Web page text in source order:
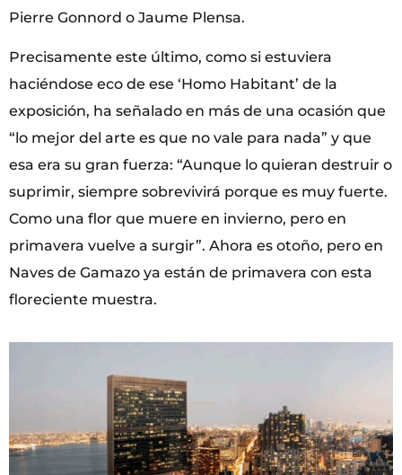
Pierre Gonnord o Jaume Plensa.
Precisamente este último, como si estuviera
haciéndose eco de ese ‘Homo Habitant’ de la
exposición, ha señalado en más de una ocasión que
“lo mejor del arte es que no vale para nada” y que
esa era su gran fuerza: “Aunque lo quieran destruir o
suprimir, siempre sobrevivirá porque es muy fuerte.
Como una flor que muere en invierno, pero en
primavera vuelve a surgir”. Ahora es otoño, pero en
Naves de Gamazo ya están de primavera con esta
floreciente muestra.